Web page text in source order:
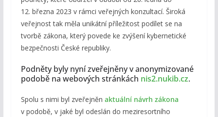
12. března 2023 v rámci veřejných konzultací. Široká
veřejnost tak měla unikátní příležitost podílet se na
tvorbě zákona, který povede ke zvýšení kybernetické
bezpečnosti České republiky.
Podněty byly nyní zveřejněny v anonymizované
podobě na webových stránkách nis2.nukib.cz.
Spolu s nimi byl zveřejněn aktuální návrh zákona
v podobě, v jaké byl odeslán do meziresortního